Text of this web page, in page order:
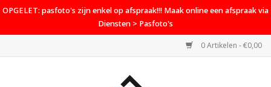
OPGELET: pasfoto's zijn enkel op afspraak!!! Maak online een afspraak via
Diensten > Pasfoto's
0 Artikelen - €0,00
Home